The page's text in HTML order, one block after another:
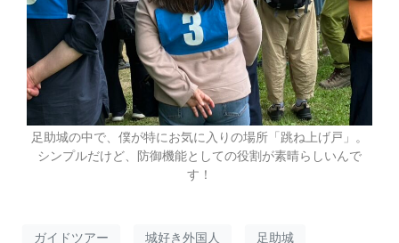
足助城の中で、僕が特にお気に入りの場所「跳ね上げ戸」。
シンプルだけど、防御機能としての役割が素晴らしいんで
す！
ガイドツアー 城好き外国人 足助城